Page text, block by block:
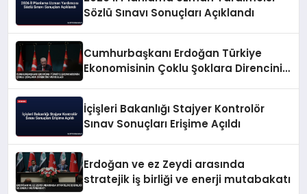
Sözlü Sınavı Sonuçları Açıklandı
Cumhurbaşkanı Erdoğan Türkiye
Ekonomisinin Çoklu Şoklara Direncini
İçişleri Bakanlığı Stajyer Kontrolör
Sınav Sonuçları Erişime Açıldı
Erdoğan ve ez Zeydi arasında
stratejik iş birliği ve enerji mutabakatı